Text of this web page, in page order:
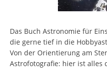
Das Buch Astronomie für
die gerne tief in die
Von der Orientierung am
Astrofotografie: hier ist alles